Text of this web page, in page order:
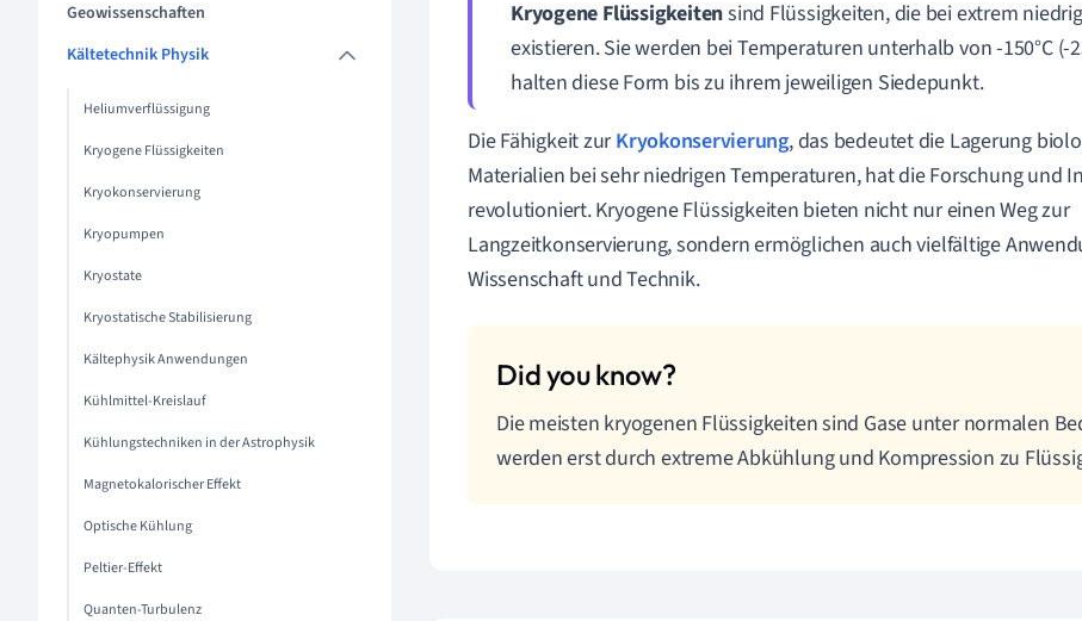
Geowissenschaften
Kältetechnik Physik
Heliumverflüssigung
Kryogene Flüssigkeiten
Kryokonservierung
Kryopumpen
Kryostate
Kryostatische Stabilisierung
Kältephysik Anwendungen
Kühlmittel-Kreislauf
Kühlungstechniken in der Astrophysik
Magnetokalorischer Effekt
Optische Kühlung
Peltier-Effekt
Quanten-Turbulenz
Kryogene Flüssigkeitensind Flüssigkeiten, die bei extrem
existieren. Sie werden bei Temperaturen unterhalb von -150°C (-
halten diese Form bis zu ihrem jeweiligen Siedepunkt.
Die Fähigkeit zurKryokonservierung, das bedeutet die Lagerung
Materialien bei sehr niedrigen Temperaturen, hat die Forschung und
revolutioniert. Kryogene Flüssigkeiten bieten nicht nur einen Weg zur
Langzeitkonservierung, sondern ermöglichen auch vielfältige
Wissenschaft und Technik.
Die meisten kryogenen Flüssigkeiten sind Gase unter normalen
werden erst durch extreme Abkühlung und Kompression zu